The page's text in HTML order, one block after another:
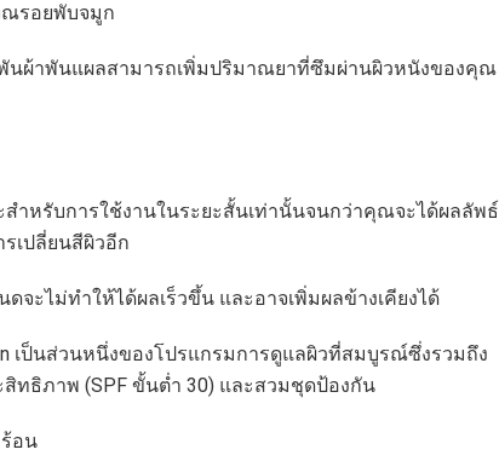
ณรอยพับจมูก
นผ้าพันแผลสามารถเพิ่มปริมาณยาที่ซึมผ่านผิวหนังของคุณ
ะสำหรับการใช้งานในระยะสั้นเท่านั้นจนกว่าคุณจะได้ผลลัพธ์
เปลี่ยนสีผิวอีก
ะไม่ทำให้ได้ผลเร็วขึ้น และอาจเพิ่มผลข้างเคียงได้
เป็นส่วนหนึ่งของโปรแกรมการดูแลผิวที่สมบูรณ์ซึ่งรวมถึง
ทธิภาพ (SPF ขั้นต่ำ 30) และสวมชุดป้องกัน
อน